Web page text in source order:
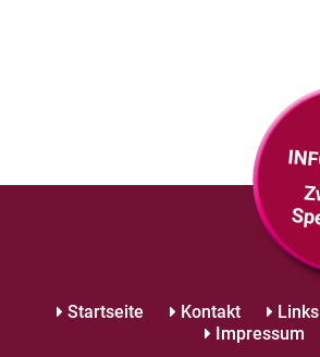
Startseite Kontakt Links
Impressum